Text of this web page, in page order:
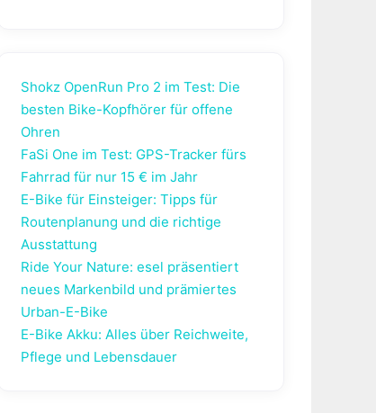
Shokz OpenRun Pro 2 im Test: Die
besten Bike-Kopfhörer für offene
Ohren
FaSi One im Test: GPS-Tracker fürs
Fahrrad für nur 15 € im Jahr
E-Bike für Einsteiger: Tipps für
Routenplanung und die richtige
Ausstattung
Ride Your Nature: esel präsentiert
neues Markenbild und prämiertes
Urban-E-Bike
E-Bike Akku: Alles über Reichweite,
Pflege und Lebensdauer